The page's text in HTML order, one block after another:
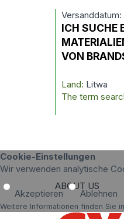
ICH SUCHE
VON
Land: Litwa
The term
Cookie-Einstellungen
Wir verwenden analytische
Akzeptieren Ablehnen
Weitere Informationen finden Sie in
ABOUT US